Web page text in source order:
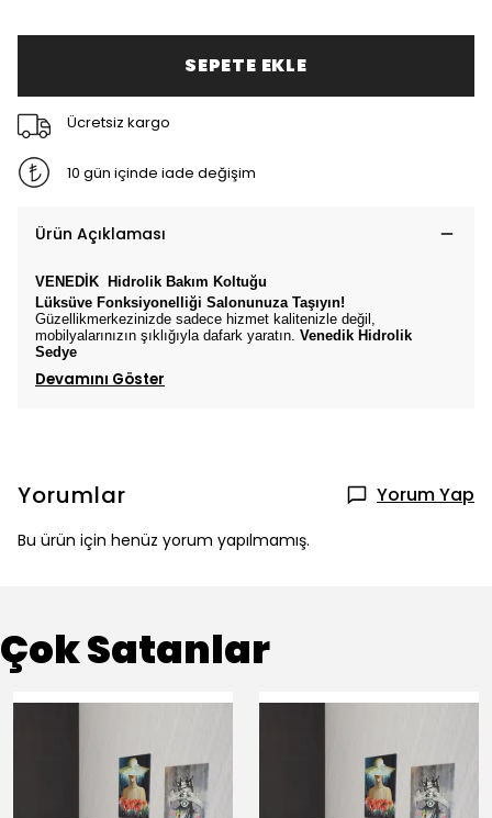
SEPETE EKLE
Ücretsiz kargo
10 gün içinde iade değişim
Ürün Açıklaması
VENEDİK Hidrolik Bakım Koltuğu
Lüksüve Fonksiyonelliği Salonunuza Taşıyın!
Güzellikmerkezinizde sadece hizmet kalitenizle değil,
mobilyalarınızın şıklığıyla dafark yaratın. Venedik Hidrolik
Sedye
Devamını Göster
Yorumlar Yorum Yap
Bu ürün için henüz yorum yapılmamış.
Çok Satanlar